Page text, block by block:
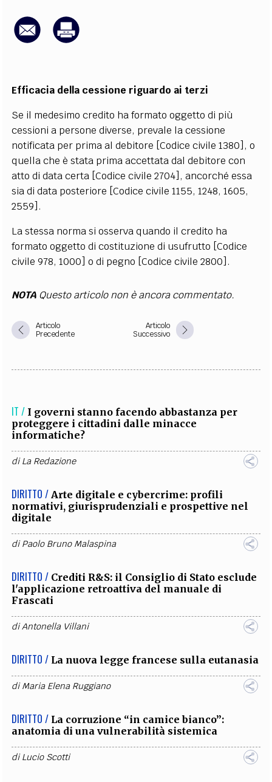
CODICI RUBRICHE
Efficacia della cessione riguardo ai terzi
Se il medesimo credito ha formato oggetto di più
cessioni a persone diverse, prevale la cessione
notificata per prima al debitore [Codice civile 1380], o
quella che è stata prima accettata dal debitore con
atto di data certa [Codice civile 2704], ancorché essa
sia di data posteriore [Codice civile 1155, 1248, 1605,
2559].
La stessa norma si osserva quando il credito ha
formato oggetto di costituzione di usufrutto [Codice
civile 978, 1000] o di pegno [Codice civile 2800].
NOTA Questo articolo non è ancora commentato.
Articolo
Precedente
Articolo
Successivo
IT / I governi stanno facendo abbastanza per
proteggere i cittadini dalle minacce
informatiche?
diLa Redazione
DIRITTO / Arte digitale e cybercrime: profili
normativi, giurisprudenziali e prospettive nel
digitale
diPaolo Bruno Malaspina
DIRITTO / Crediti R&S: il Consiglio di Stato esclude
l'applicazione retroattiva del manuale di
Frascati
diAntonella Villani
DIRITTO / La nuova legge francese sulla eutanasia
diMaria Elena Ruggiano
DIRITTO / La corruzione “in camice bianco”:
anatomia di una vulnerabilità sistemica
diLucio Scotti